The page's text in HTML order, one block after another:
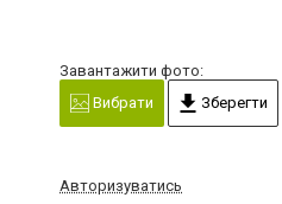
Завантажити фото:
Вибрати
Зберегти
Авторизуватись